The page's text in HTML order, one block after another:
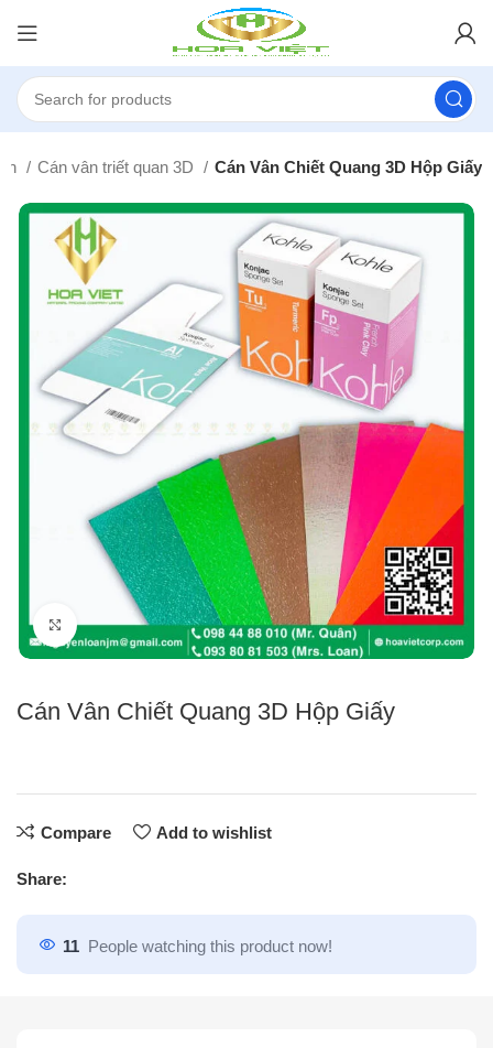
In Cán vân triết quan 3D Cán Vân Chiết Quang 3D Hộp Giấy
Click to enlarge
Cán Vân Chiết Quang 3D Hộp Giấy
Compare Add to wishlist
Share:
11 People watching this product now!